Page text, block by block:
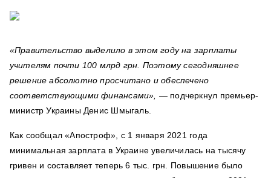
«Правительство выделило в этом году на зарплаты
учителям почти 100 млрд грн. Поэтому сегодняшнее
решение абсолютно просчитано и обеспечено
соответствующими финансами», — подчеркнул премьер-
министр Украины Денис Шмыгаль.
Как сообщал «Апостроф», с 1 января 2021 года
минимальная зарплата в Украине увеличилась на тысячу
гривен и составляет теперь 6 тыс. грн. Повышение было